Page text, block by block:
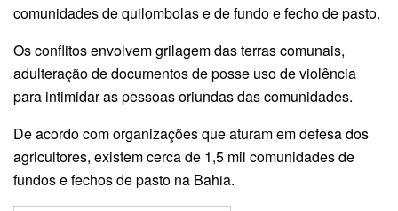
comunidades de quilombolas e de fundo e fecho de pasto.
Os conflitos envolvem grilagem das terras comunais,
adulteração de documentos de posse uso de violência
para intimidar as pessoas oriundas das comunidades.
De acordo com organizações que aturam em defesa dos
agricultores, existem cerca de 1,5 mil comunidades de
fundos e fechos de pasto na Bahia.